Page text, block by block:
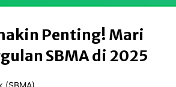
Penting! Mari
SBMA di 2025